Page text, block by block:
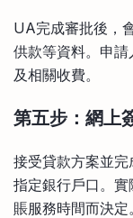
UA完成審批後，
供款等資料。申
及相關收費。
第五步：網上
接受貸款方案並
指定銀行戶口。
賬服務時間而決定。